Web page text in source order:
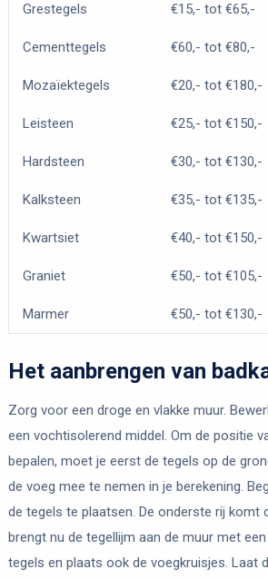
Grestegels €15,- tot €65,-
Cementtegels €60,- tot €80,-
Mozaïektegels €20,- tot €180,-
Leisteen €25,- tot €150,-
Hardsteen €30,- tot €130,-
Kalksteen €35,- tot €135,-
Kwartsiet €40,- tot €150,-
Graniet €50,- tot €105,-
Marmer €50,- tot €130,-
Het aanbrengen van
Zorg voor een droge en vlakke muur.
een vochtisolerend middel. Om de positie
bepalen, moet je eerst de tegels op de
de voeg mee te nemen in je berekening.
de tegels te plaatsen. De onderste rij komt
brengt nu de tegellijm aan de muur met
tegels en plaats ook de voegkruisjes. Laat